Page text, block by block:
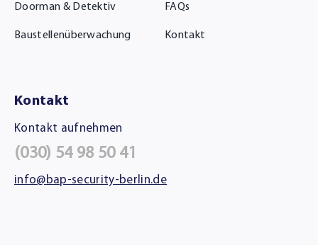
Doorman & Detektiv
Baustellenüberwachung
FAQs
Kontakt
Kontakt
Kontakt aufnehmen
(030) 54 98 50 41
info@bap-security-berlin.de